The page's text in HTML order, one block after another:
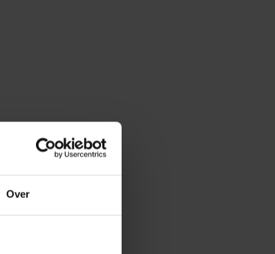
Over